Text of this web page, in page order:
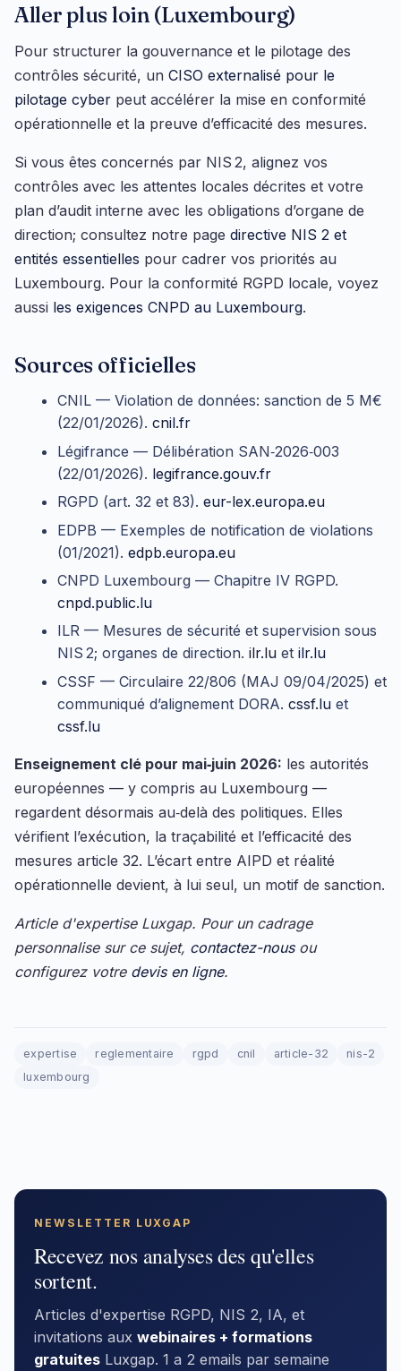
Aller plus loin (Luxembourg)
Pour structurer la gouvernance et le pilotage des
contrôles sécurité, un CISO externalisé pour le
pilotage cyber peut accélérer la mise en conformité
opérationnelle et la preuve d’efficacité des mesures.
Si vous êtes concernés par NIS 2, alignez vos
contrôles avec les attentes locales décrites et votre
plan d’audit interne avec les obligations d’organe de
direction; consultez notre page directive NIS 2 et
entités essentielles pour cadrer vos priorités au
Luxembourg. Pour la conformité RGPD locale, voyez
aussi les exigences CNPD au Luxembourg.
Sources officielles
CNIL — Violation de données: sanction de 5 M€
(22/01/2026). cnil.fr
Légifrance — Délibération SAN‑2026‑003
(22/01/2026). legifrance.gouv.fr
RGPD (art. 32 et 83). eur-lex.europa.eu
EDPB — Exemples de notification de violations
(01/2021). edpb.europa.eu
CNPD Luxembourg — Chapitre IV RGPD.
cnpd.public.lu
ILR — Mesures de sécurité et supervision sous
NIS 2; organes de direction. ilr.lu et ilr.lu
CSSF — Circulaire 22/806 (MAJ 09/04/2025) et
communiqué d’alignement DORA. cssf.lu et
cssf.lu
Enseignement clé pour mai‑juin 2026: les autorités
européennes — y compris au Luxembourg —
regardent désormais au‑delà des politiques. Elles
vérifient l’exécution, la traçabilité et l’efficacité des
mesures article 32. L’écart entre AIPD et réalité
opérationnelle devient, à lui seul, un motif de sanction.
Article d'expertise Luxgap. Pour un cadrage
personnalise sur ce sujet, contactez-nousou
configurez votre devis en ligne.
expertise reglementaire rgpd cnil article-32
nis-2
luxembourg
NEWSLETTER LUXGAP
Recevez nos analyses des qu'elles
sortent.
Articles d'expertise RGPD, NIS 2, IA, et
invitations aux webinaires + formations
gratuites Luxgap. 1 a 2 emails par semaine